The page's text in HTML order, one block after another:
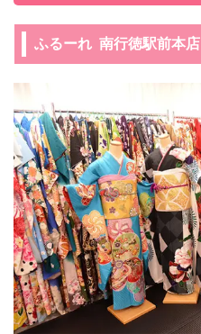
ふるーれ 南行徳駅前本店